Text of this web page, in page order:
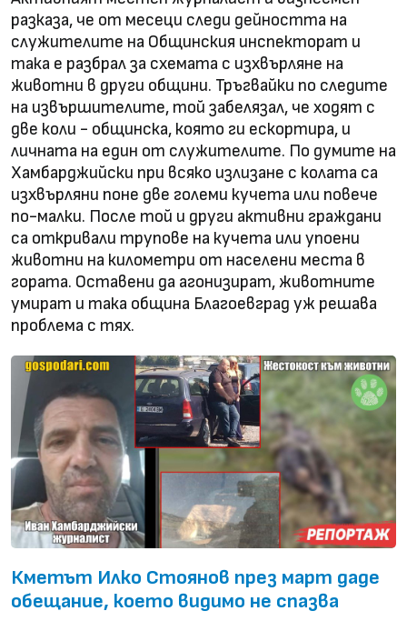
разказа, че от месеци следи дейността на
служителите на Общинския инспекторат и
така е разбрал за схемата с изхвърляне на
животни в други общини. Тръгвайки по следите
на извършителите, той забелязал, че ходят с
две коли - общинска, която ги ескортира, и
личната на един от служителите. По думите на
Хамбарджийски при всяко излизане с колата са
изхвърляни поне две големи кучета или повече
по-малки. После той и други активни граждани
са откривали трупове на кучета или упоени
животни на километри от населени места в
гората. Оставени да агонизират, животните
умират и така община Благоевград уж решава
проблема с тях.
Кметът Илко Стоянов през март даде
обещание, което видимо не спазва